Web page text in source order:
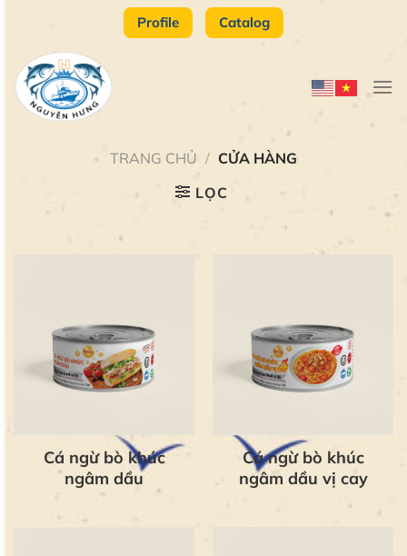
dung
Profile Catalog
TRANG CHỦ / CỬA HÀNG
LỌC
Cá ngừ bò khúc
ngâm dầu
Cá ngừ bò khúc
ngâm dầu vị cay